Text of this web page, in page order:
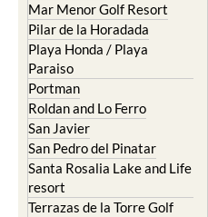
Mar Menor Golf Resort
Pilar de la Horadada
Playa Honda / Playa
Paraiso
Portman
Roldan and Lo Ferro
San Javier
San Pedro del Pinatar
Santa Rosalia Lake and Life
resort
Terrazas de la Torre Golf